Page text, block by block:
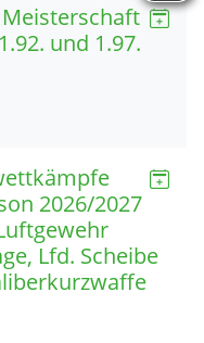
und 1.97.
2026/2027
Lfd. Scheibe